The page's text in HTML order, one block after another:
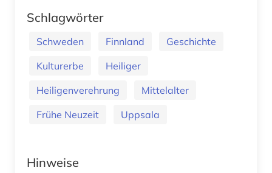
Schlagwörter
Schweden Finnland
Geschichte
Kulturerbe
Heiliger
Heiligenverehrung
Mittelalter
Frühe Neuzeit
Uppsala
Hinweise